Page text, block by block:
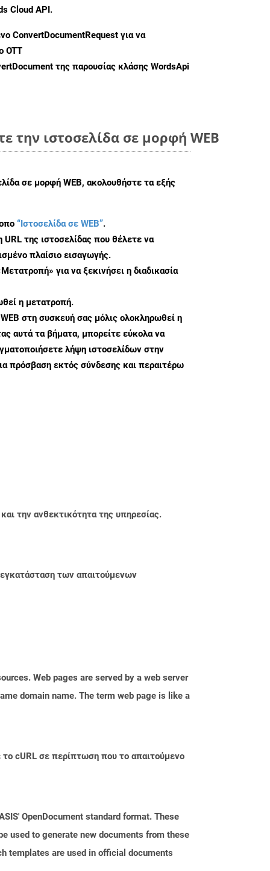
Cloud API.
ConvertDocumentRequest για να
OTT
της παρουσίας κλάσης WordsApi
την ιστοσελίδα σε μορφή WEB
σε μορφή WEB, ακολουθήστε τα εξής
“Ιστοσελίδα σε WEB”.
URL της ιστοσελίδας που θέλετε να
πλαίσιο εισαγωγής.
για να ξεκινήσει η διαδικασία
η μετατροπή.
στη συσκευή σας μόλις ολοκληρωθεί η
αυτά τα βήματα, μπορείτε εύκολα να
λήψη ιστοσελίδων στην
πρόσβαση εκτός σύνδεσης και περαιτέρω
την ανθεκτικότητα της υπηρεσίας.
των απαιτούμενων
Web pages are served by a web server
domain name. The term web page is like a
το cURL σε περίπτωση που το απαιτούμενο
OpenDocument standard format. These
used to generate new documents from these
templates are used in official documents